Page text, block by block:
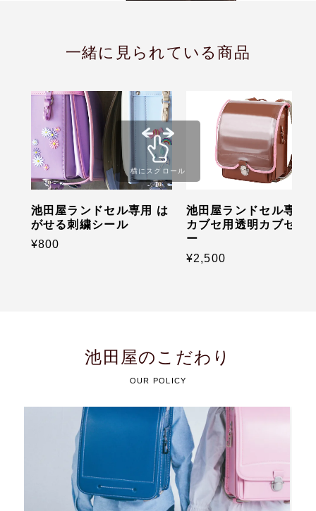
一緒に見られている商品
池田屋ランドセル専用 は
がせる刺繍シール
¥800
池田屋ランドセル専用
カブセ用透明カブセカ
ー
¥2,500
横にスクロール
池田屋のこだわり
OUR POLICY